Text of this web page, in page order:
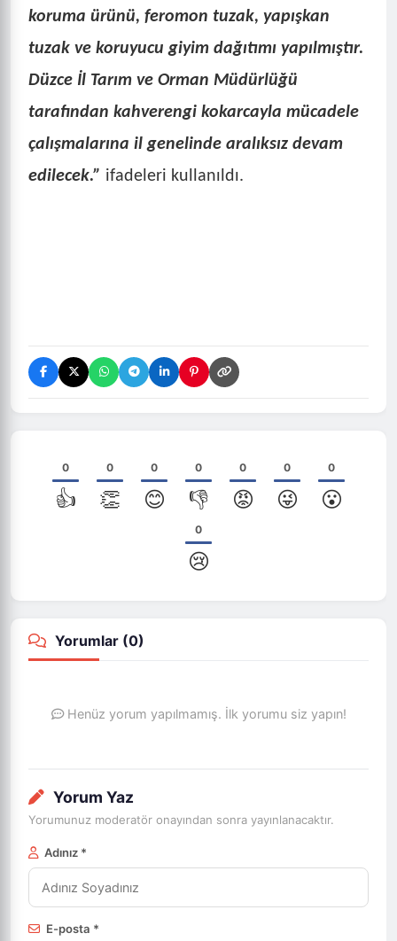
koruma ürünü, feromon tuzak, yapışkan
tuzak ve koruyucu giyim dağıtımı yapılmıştır.
Düzce İl Tarım ve Orman Müdürlüğü
tarafından kahverengi kokarcayla mücadele
çalışmalarına il genelinde aralıksız devam
edilecek.” ifadeleri kullanıldı.
0
👍
0
👏
0
😊
0
👎
0
😡
0
😜
0
😮
0
😢
Yorumlar (0)
Henüz yorum yapılmamış. İlk yorumu siz yapın!
Yorum Yaz
Yorumunuz moderatör onayından sonra yayınlanacaktır.
Adınız *
E-posta *